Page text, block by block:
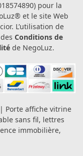
pour la
et le site Web
L’utilisation de
Conditions de
de NegoLuz.
Porte affiche vitrine
sans fil, lettres
immobilière,